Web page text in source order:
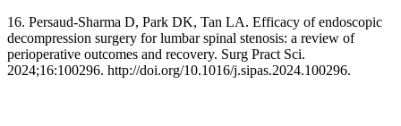
16. Persaud-Sharma D, Park DK, Tan LA. Efficacy of endoscopic
decompression surgery for lumbar spinal stenosis: a review of
perioperative outcomes and recovery. Surg Pract Sci.
2024;16:100296. http://doi.org/10.1016/j.sipas.2024.100296.